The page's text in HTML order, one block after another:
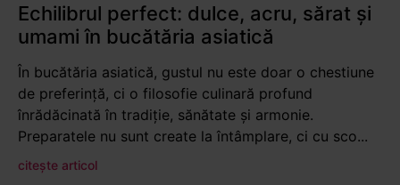
Echilibrul perfect: dulce, acru, sărat și
umami în bucătăria asiatică
În bucătăria asiatică, gustul nu este doar o chestiune
de preferință, ci o filosofie culinară profund
înrădăcinată în tradiție, sănătate și armonie.
Preparatele nu sunt create la întâmplare, ci cu sco...
citește articol